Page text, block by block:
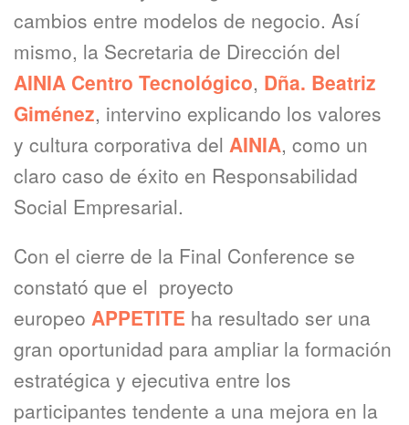
cambios entre modelos de negocio. Así
mismo, la Secretaria de Dirección del
AINIA Centro Tecnológico, Dña. Beatriz
Giménez, intervino explicando los valores
y cultura corporativa del AINIA, como un
claro caso de éxito en Responsabilidad
Social Empresarial.
Con el cierre de la Final Conference se
constató que el proyecto
europeo APPETITE ha resultado ser una
gran oportunidad para ampliar la formación
estratégica y ejecutiva entre los
participantes tendente a una mejora en la